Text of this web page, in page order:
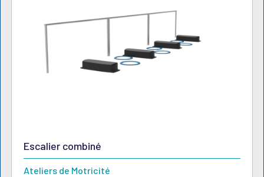
Escalier combiné
Ateliers de Motricité